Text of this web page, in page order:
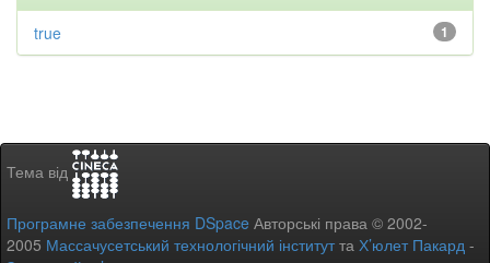
1
true
Тема від
Програмне забезпечення DSpace Авторські права © 2002-
2005 Массачусетський технологічний інститутта Х’юлет Пакард -